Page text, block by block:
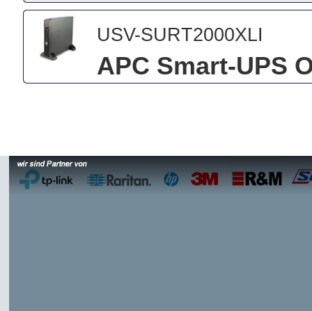
USV-SURT2000XLI
APC Smart-UPS